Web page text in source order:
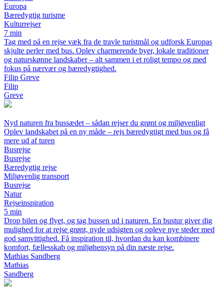
Europa
Bæredygtig turisme
Kulturrejser
7 min
Tag med på en rejse væk fra de travle turistmål og udforsk Europas
skjulte perler med bus. Oplev charmerende byer, lokale traditioner
og naturskønne landskaber – alt sammen i et roligt tempo og med
fokus på nærvær og bæredygtighed.
Filip Greve
Filip
Greve
Nyd naturen fra bussædet – sådan rejser du grønt og miljøvenligt
Oplev landskabet på en ny måde – rejs bæredygtigt med bus og få
mere ud af turen
Busrejse
Busrejse
Bæredygtig rejse
Miljøvenlig transport
Busrejse
Natur
Rejseinspiration
5 min
Drop bilen og flyet, og tag bussen ud i naturen. En bustur giver dig
mulighed for at rejse grønt, nyde udsigten og opleve nye steder med
god samvittighed. Få inspiration til, hvordan du kan kombinere
komfort, fællesskab og miljøhensyn på din næste rejse.
Mathias Sandberg
Mathias
Sandberg